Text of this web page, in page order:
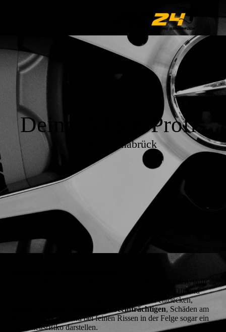
Deine Felgen-Profis
in Atter, Osnabrück
Hat deine Felge einen Höhen- oder Seitenschlag erlitten, läuft
sie im wahrsten Sinne des Wortes nicht mehr rund. Oft sind
diese Schäden mit dem bloßen Auge kaum zu entdecken,
Fahrkomfort beeinträchtigen, Schäden am
Auto verursachen und bei feinen Rissen in der Felge sogar ein
Sicherheitsrisiko darstellen.